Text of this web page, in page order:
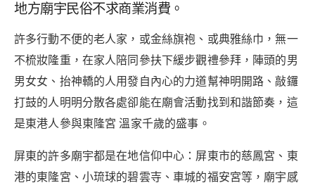
地方廟宇民俗不求商業消費。
許多行動不便的老人家，或金絲旗袍、或典雅絲巾，無一
不梳妝隆重，在家人陪同參扶下緩步觀禮參拜，陣頭的男
男女女、抬神轎的人用發自內心的力道幫神明開路、敲鑼
打鼓的人明明分散各處卻能在廟會活動找到和諧節奏，這
是東港人參與東隆宮 溫家千歲的盛事。
屏東的許多廟宇都是在地信仰中心：屏東市的慈鳳宮、東
港的東隆宮、小琉球的碧雲寺、車城的福安宮等，廟宇感